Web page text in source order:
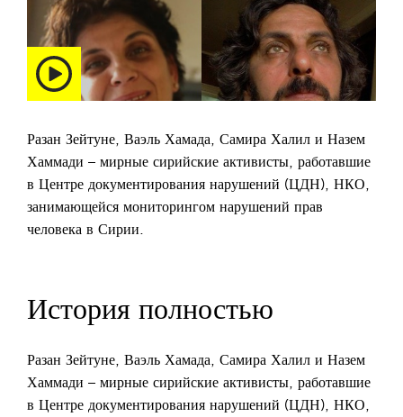
Разан Зейтуне, Ваэль Хамада, Самира Халил и Назем
Хаммади – мирные сирийские активисты, работавшие
в Центре документирования нарушений (ЦДН), НКО,
занимающейся мониторингом нарушений прав
человека в Сирии.
История полностью
Разан Зейтуне, Ваэль Хамада, Самира Халил и Назем
Хаммади – мирные сирийские активисты, работавшие
в Центре документирования нарушений (ЦДН), НКО,